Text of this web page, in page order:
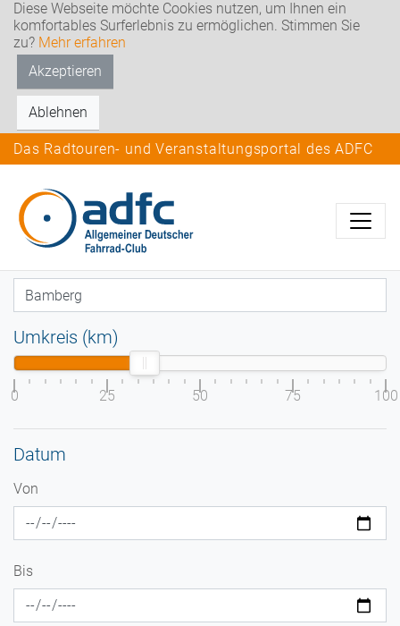
Diese Webseite möchte Cookies nutzen, um Ihnen ein
komfortables Surferlebnis zu ermöglichen. Stimmen Sie
zu? Mehr erfahren
Akzeptieren
Ablehnen
Das Radtouren- und Veranstaltungsportal des ADFC
Umkreis (km)
0 25 50 75 100
Datum
Von
Bis